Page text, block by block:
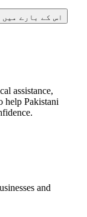
اس کے بارے
assistance,
help Pakistani
and